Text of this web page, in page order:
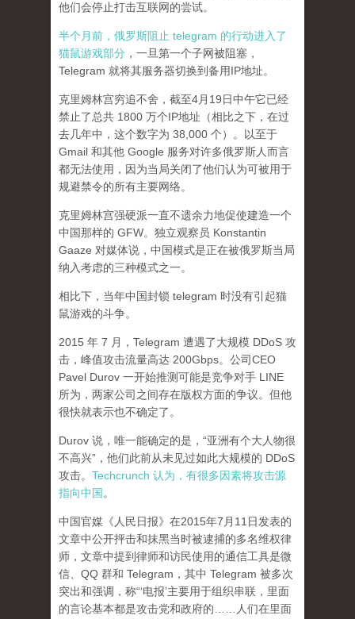
他们会停止打击互联网的尝试。
半个月前，俄罗斯阻止 telegram 的行动进入了
猫鼠游戏部分 ，一旦第一个子网被阻塞，
Telegram 就将其服务器切换到备用IP地址。
克里姆林宫穷追不舍，截至4月19日中午它已经
禁止了总共 1800 万个IP地址（相比之下，在过
去几年中，这个数字为 38,000 个）。以至于
Gmail 和其他 Google 服务对许多俄罗斯人而言
都无法使用，因为当局关闭了他们认为可被用于
规避禁令的所有主要网络。
克里姆林宫强硬派一直不遗余力地促使建造一个
中国那样的 GFW。独立观察员 Konstantin
Gaaze 对媒体说，中国模式是正在被俄罗斯当局
纳入考虑的三种模式之一。
相比下，当年中国封锁 telegram 时没有引起猫
鼠游戏的斗争。
2015 年 7 月，Telegram 遭遇了大规模 DDoS 攻
击，峰值攻击流量高达 200Gbps。公司CEO
Pavel Durov 一开始推测可能是竞争对手 LINE
所为，两家公司之间存在版权方面的争议。但他
很快就表示也不确定了。
Durov 说，唯一能确定的是，“亚洲有个大人物很
不高兴”，他们此前从未见过如此大规模的 DDoS
攻击。 Techcrunch 认为，有很多因素将攻击源
指向中国 。
中国官媒《人民日报》在2015年7月11日发表的
文章中公开抨击和抹黑当时被逮捕的多名维权律
师，文章中提到律师和访民使用的通信工具是微
信、QQ 群和 Telegram，其中 Telegram 被多次
突出和强调，称“‘电报’主要用于组织串联，里面
的言论基本都是攻击党和政府的……人们在里面